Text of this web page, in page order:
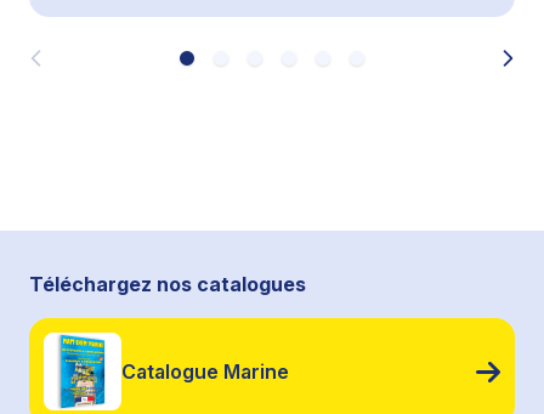
Téléchargez nos catalogues
Catalogue Marine